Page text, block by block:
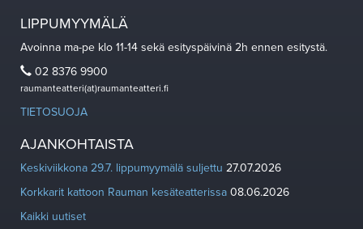
LIPPUMYYMÄLÄ
Avoinna ma-pe klo 11-14 sekä esityspäivinä 2h ennen esitystä.
02 8376 9900
raumanteatteri(at)raumanteatteri.fi
TIETOSUOJA
AJANKOHTAISTA
Keskiviikkona 29.7. lippumyymälä suljettu 27.07.2026
Korkkarit kattoon Rauman kesäteatterissa 08.06.2026
Kaikki uutiset